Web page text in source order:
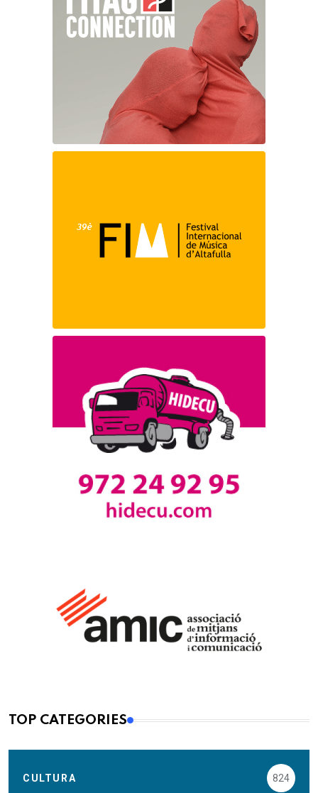
TOP CATEGORIES
CULTURA 824